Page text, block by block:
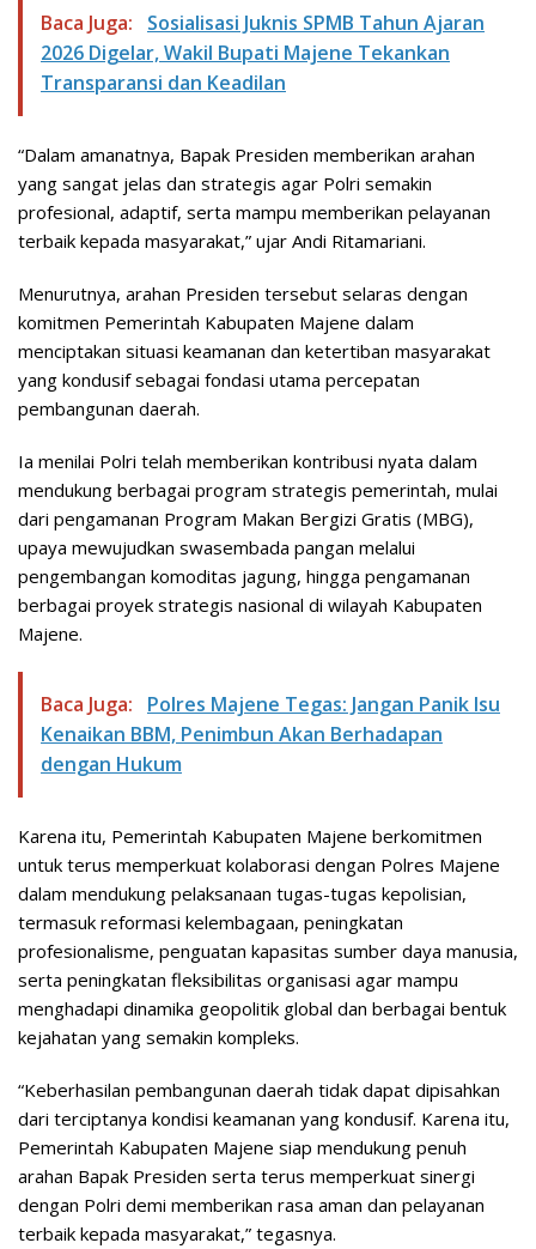
Baca Juga:
Sosialisasi Juknis SPMB Tahun Ajaran
2026 Digelar, Wakil Bupati Majene Tekankan
Transparansi dan Keadilan
“Dalam amanatnya, Bapak Presiden memberikan arahan
yang sangat jelas dan strategis agar Polri semakin
profesional, adaptif, serta mampu memberikan pelayanan
terbaik kepada masyarakat,” ujar Andi Ritamariani.
Menurutnya, arahan Presiden tersebut selaras dengan
komitmen Pemerintah Kabupaten Majene dalam
menciptakan situasi keamanan dan ketertiban masyarakat
yang kondusif sebagai fondasi utama percepatan
pembangunan daerah.
Ia menilai Polri telah memberikan kontribusi nyata dalam
mendukung berbagai program strategis pemerintah, mulai
dari pengamanan Program Makan Bergizi Gratis (MBG),
upaya mewujudkan swasembada pangan melalui
pengembangan komoditas jagung, hingga pengamanan
berbagai proyek strategis nasional di wilayah Kabupaten
Majene.
Baca Juga:
Polres Majene Tegas: Jangan Panik Isu
Kenaikan BBM, Penimbun Akan Berhadapan
dengan Hukum
Karena itu, Pemerintah Kabupaten Majene berkomitmen
untuk terus memperkuat kolaborasi dengan Polres Majene
dalam mendukung pelaksanaan tugas-tugas kepolisian,
termasuk reformasi kelembagaan, peningkatan
profesionalisme, penguatan kapasitas sumber daya manusia,
serta peningkatan fleksibilitas organisasi agar mampu
menghadapi dinamika geopolitik global dan berbagai bentuk
kejahatan yang semakin kompleks.
“Keberhasilan pembangunan daerah tidak dapat dipisahkan
dari terciptanya kondisi keamanan yang kondusif. Karena itu,
Pemerintah Kabupaten Majene siap mendukung penuh
arahan Bapak Presiden serta terus memperkuat sinergi
dengan Polri demi memberikan rasa aman dan pelayanan
terbaik kepada masyarakat,” tegasnya.